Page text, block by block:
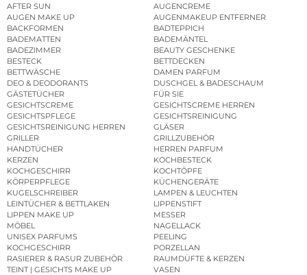
AFTER SUN
AUGENCREME
AUGEN MAKE UP
AUGENMAKEUP ENTFERNER
BACKFORMEN
BADTEPPICH
BADEMATTEN
BADEMÄNTEL
BADEZIMMER
BEAUTY GESCHENKE
BESTECK
BETTDECKEN
BETTWÄSCHE
DAMEN PARFUM
DEO & DEODORANTS
DUSCHGEL & BADESCHAUM
GÄSTETÜCHER
FÜR SIE
GESICHTSCREME
GESICHTSCREME HERREN
GESICHTSPFLEGE
GESICHTSREINIGUNG
GESICHTSREINIGUNG HERREN
GLÄSER
GRILLER
GRILLZUBEHÖR
HANDTÜCHER
HERREN PARFUM
KERZEN
KOCHBESTECK
KOCHGESCHIRR
KOCHTÖPFE
KÖRPERPFLEGE
KÜCHENGERÄTE
KUGELSCHREIBER
LAMPEN & LEUCHTEN
LEINTÜCHER & BETTLAKEN
LIPPENSTIFT
LIPPEN MAKE UP
MESSER
MÖBEL
NAGELLACK
UNISEX PARFUMS
PEELING
KOCHGESCHIRR
PORZELLAN
RASIERER & RASUR ZUBEHÖR
RAUMDÜFTE & KERZEN
TEINT | GESICHTS MAKE UP
VASEN